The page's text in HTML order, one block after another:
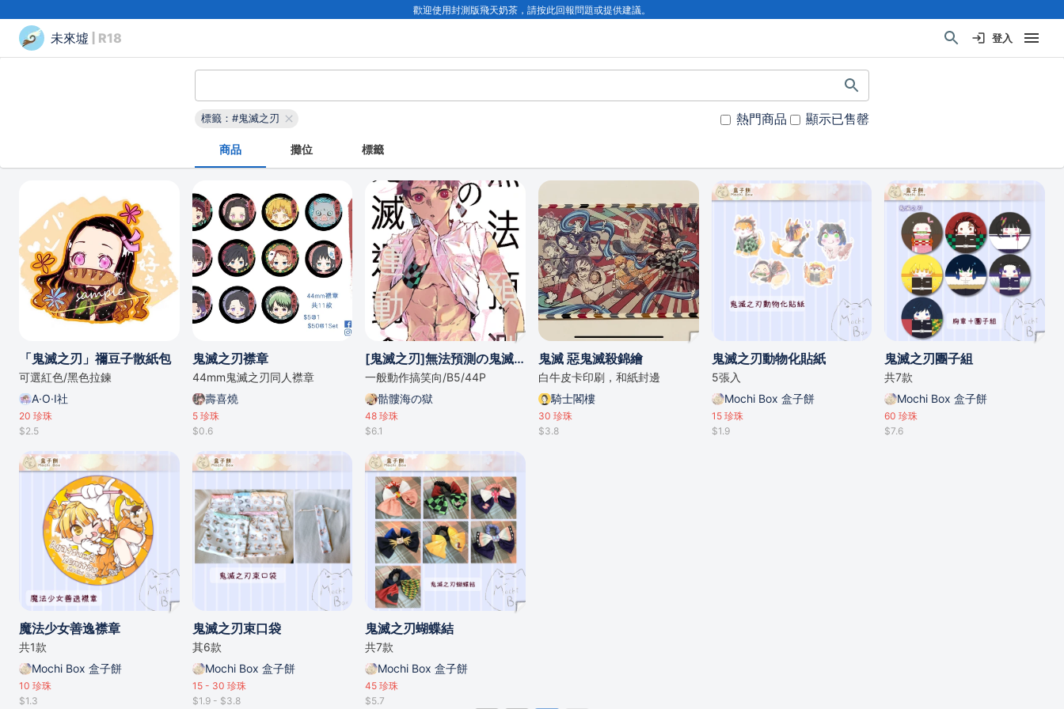
歡迎使用封測版飛天奶茶，請按此回報問題或提供建議。
未來墟 | R18 登入
標籤：#鬼滅之刃 熱門商品 顯示已售罄
商品 攤位 標籤
「鬼滅之刃」禰豆子散紙包
可選紅色/黑色拉鍊
A·O·I社
20 珍珠
$2.5
鬼滅之刃襟章
44mm鬼滅之刃同人襟章
壽喜燒
5珍珠
$0.6
[鬼滅之刃]無法預測の鬼滅運動會
一般動作搞笑向/B5/44P
骷髏海の獄
48 珍珠
$6.1
鬼滅 惡鬼滅殺錦繪
白牛皮卡印刷，和紙封邊
騎士閣樓
30 珍珠
$3.8
鬼滅之刃動物化貼紙
5張入
Mochi Box 盒子餅
15珍珠
$1.9
鬼滅之刃團子組
共7款
Mochi Box 盒子餅
60 珍珠
$7.6
魔法少女善逸襟章
共1款
Mochi Box 盒子餅
10 珍珠
$1.3
鬼滅之刃束口袋
其6款
Mochi Box 盒子餅
15 - 30 珍珠
$1.9 - $3.8
鬼滅之刃蝴蝶結
共7款
Mochi Box 盒子餅
45 珍珠
$5.7